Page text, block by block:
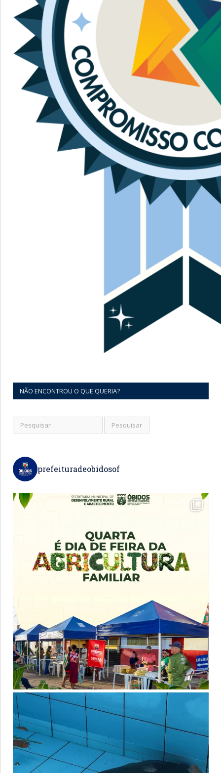
NÃO ENCONTROU O QUE QUERIA?
prefeituradeobidosof